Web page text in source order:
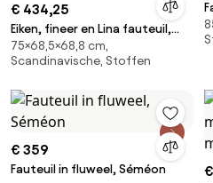
€ 434,25
Eiken, fineer en Lina fauteuil,
DILMA
75×68,5×68,8 cm,
Scandinavische, Stoffen
€ 359
Fauteuil in fluweel, Séméon